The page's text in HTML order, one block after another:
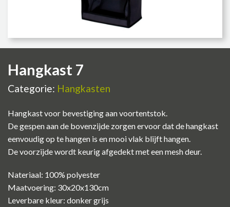
Hangkast 7
Categorie: Hangkasten
Hangkast voor bevestiging aan voortentstok.
De gespen aan de bovenzijde zorgen ervoor dat de hangkast
eenvoudig op te hangen is en mooi vlak blijft hangen.
De voorzijde wordt keurig afgedekt met een mesh deur.
Nateriaal: 100% polyester
Maatvoering: 30x20x130cm
Leverbare kleur: donker grijs